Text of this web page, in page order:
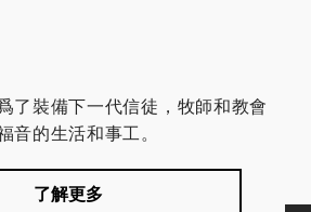
了裝備下一代信徒，牧師和教會
音的生活和事工。
了解更多